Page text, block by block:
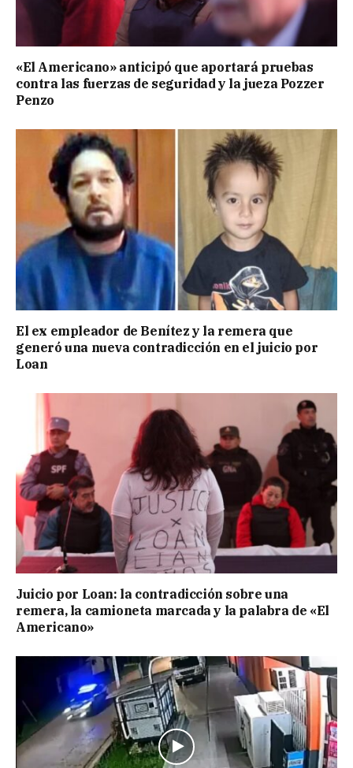
«El Americano» anticipó que aportará pruebas
contra las fuerzas de seguridad y la jueza Pozzer
Penzo
El ex empleador de Benítez y la remera que
generó una nueva contradicción en el juicio por
Loan
Juicio por Loan: la contradicción sobre una
remera, la camioneta marcada y la palabra de «El
Americano»